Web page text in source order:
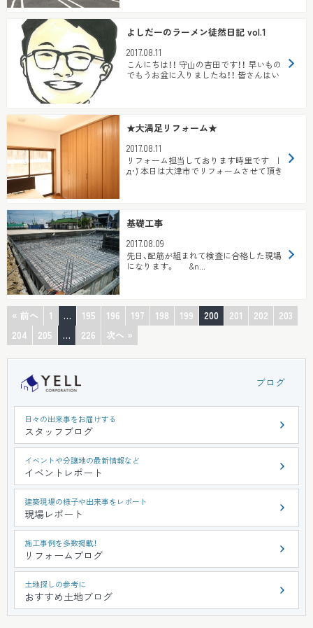
よしだーのラーメン徒然日記 vol.1
2017.08.11
こんにちは！！ 守山の吉田です！！ 早いもの
でもうお盆に入りましたね！！ 皆さんはい
★大満足リフォーム★
2017.08.11
リフォーム担当しております時里です |
д･´) 本日は大津市でリフォームさせて頂き
ましたお客様の完成写真を一部ご紹介さ
基礎工事
2017.08.09
先日、配筋が組まれて検査に合格した現場
になります。 &n...
« 前へ 1 … 195 196 197 198 199 200 201 202
203
204
205 … 226 次へ »
ブログ
日々の出来事をお届けする
スタッフブログ
イベントや分譲地の最新情報など
イベントレポート
建築現場の様子や出来事をレポート
現場レポート
施工事例を多数掲載！
リフォームブログ
土地探しの参考に
おすすめ土地ブログ